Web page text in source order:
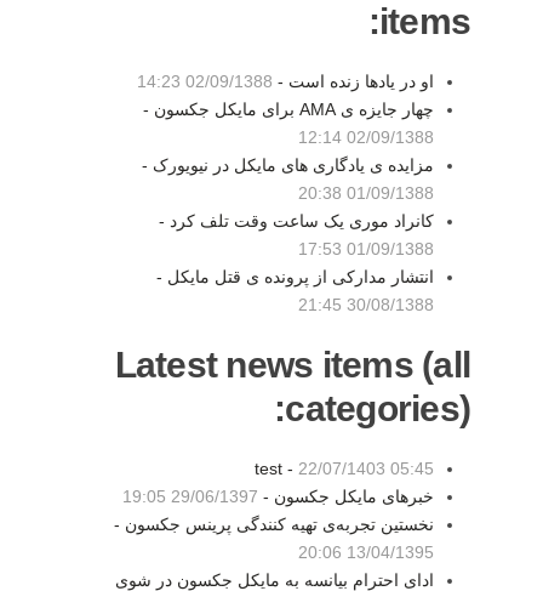
items:
او در یادها زنده است - 02/09/1388 14:23
چهار جایزه ی AMA برای مایکل جکسون -
02/09/1388 12:14
مزایده ی یادگاری های مایکل در نیویورک -
01/09/1388 20:38
کانراد موری یک ساعت وقت تلف کرد -
01/09/1388 17:53
انتشار مدارکی از پرونده ی قتل مایکل -
30/08/1388 21:45
Latest news items (all
categories):
test - 22/07/1403 05:45
خبرهای مایکل جکسون - 29/06/1397 19:05
نخستین تجربه‌ی تهیه کنندگی پرینس جکسون -
13/04/1395 20:06
ادای احترام بیانسه به مایکل جکسون در شوی